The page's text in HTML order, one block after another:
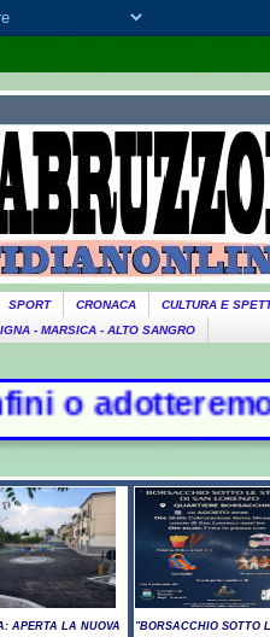
SPORT CRONACA
CULTURA E
- MARSICA - ALTO SANGRO
APERTA LA NUOVA
"BORSACCHIO SOTTO